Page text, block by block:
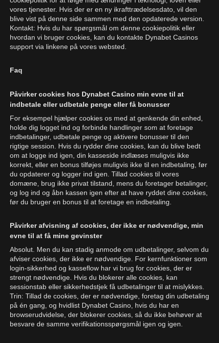
vores tjenester. Hvis der er en ny ikrafttrædelsesdato, vil den
blive vist på denne side sammen med den opdaterede version.
Kontakt: Hvis du har spørgsmål om denne cookiepolitik eller
hvordan vi bruger cookies, kan du kontakte Dynabet Casinos
support via linkene på vores websted.
Faq
Påvirker cookies hos Dynabet Casino min evne til at
indbetale eller udbetale penge eller få bonusser
For eksempel hjælper cookies os med at genkende din enhed,
holde dig logget ind og forbinde handlinger som at foretage
indbetalinger, udbetale penge og aktivere bonusser til den
rigtige session. Hvis du rydder dine cookies, kan du blive bedt
om at logge ind igen, din kasseside indlæses muligvis ikke
korrekt, eller en bonus tilføjes muligvis ikke til en indbetaling, før
du opdaterer og logger ind igen. Tillad cookies til vores
domæne, brug ikke privat tilstand, mens du foretager betalinger,
og log ind og åbn kassen igen efter at have ryddet dine cookies,
før du bruger en bonus til at foretage en indbetaling.
Påvirker afvisning af cookies, der ikke er nødvendige, min
evne til at få mine gevinster
Absolut. Men du kan stadig anmode om udbetalinger, selvom du
afviser cookies, der ikke er nødvendige. For kernfunktioner som
login-sikkerhed og kasseflow har vi brug for cookies, der er
strengt nødvendige. Hvis du blokerer alle cookies, kan
sessionstab eller sikkerhedstjek få udbetalinger til at mislykkes.
Trin: Tillad de cookies, der er nødvendige, foretag din udbetaling
på én gang, og hvidlist Dynabet Casino, hvis du har en
browserudvidelse, der blokerer cookies, så du ikke behøver at
besvare de samme verifikationsspørgsmål igen og igen.